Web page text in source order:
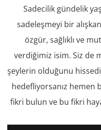
Sadecilik gündelik
sadeleşmeyi bir
özgür, sağlıklı ve
verdiğimiz isim. Siz de
şeylerin olduğunu
hedefliyorsanız hemen
fikri bulun ve bu fikri